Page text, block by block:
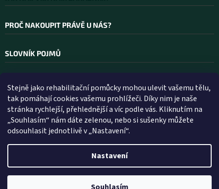
Stejně jako rehabilitační pomůcky mohou ulevit vašemu tělu,
tak pomáhají cookies vašemu prohlížeči. Díky nim je naše
stránka rychlejší, přehlednější a víc podle vás. Kliknutím na
„Souhlasím“ nám dáte zelenou, nebo si sušenky můžete
odsouhlasit jednotlivě v „Nastavení“.
Nastavení
PROČ NAKOUPIT PRÁVĚ U NÁS?
SLOVNÍK POJMŮ
Kontakt
INFO@WELLEA.CZ
800 200 900
602 112 602
Vytvořil Shoptet